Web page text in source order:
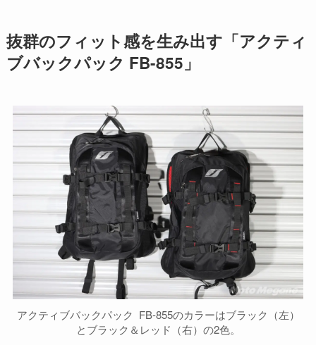
抜群のフィット感を生み出す「アクティ
ブバックパック FB-855」
アクティブバックパック FB-855のカラーはブラック（左）
とブラック＆レッド（右）の2色。